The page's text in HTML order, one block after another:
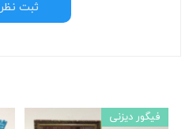
ثبت نظر
فیگور دیزنی